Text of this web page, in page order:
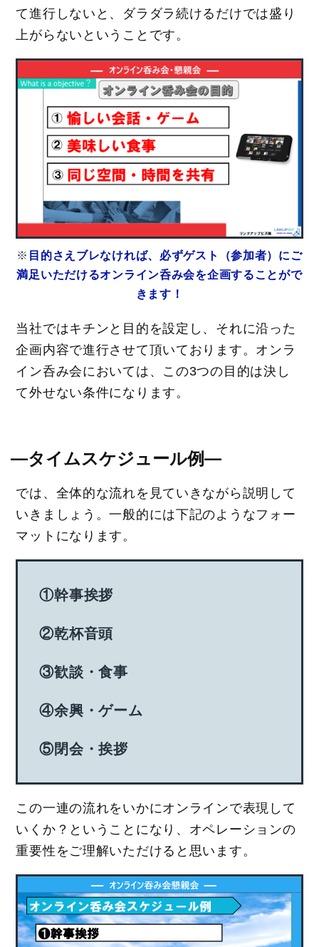
て進行しないと、ダラダラ続けるだけでは盛り
上がらないということです。
※ 目的さえブレなければ、必ずゲスト（参加者）にご
満足いただけるオンライン呑み会を企画することがで
きます！
当社ではキチンと目的を設定し、それに沿った
企画内容で進行させて頂いております。オンラ
イン呑み会においては、この3つの目的は決し
て外せない条件になります。
―タイムスケジュール例―
では、全体的な流れを見ていきながら説明して
いきましょう。一般的には下記のようなフォー
マットになります。
①幹事挨拶
②乾杯音頭
③歓談・食事
④余興・ゲーム
⑤閉会・挨拶
この一連の流れをいかにオンラインで表現して
いくか？ということになり、オペレーションの
重要性をご理解いただけると思います。